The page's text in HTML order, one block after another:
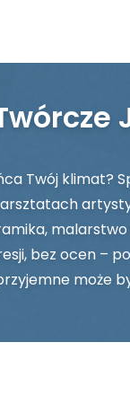
Twój klimat?
bez ocen –
może